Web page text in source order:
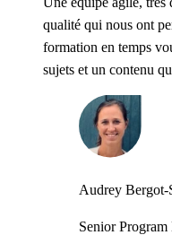
qualité qui nous ont
formation en temps
sujets et un contenu
Audrey Bergot-
Senior Program